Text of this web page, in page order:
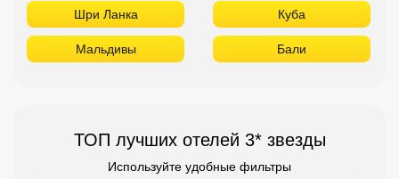
Шри Ланка Куба
Мальдивы Бали
ТОП лучших отелей 3* звезды
Используйте удобные фильтры